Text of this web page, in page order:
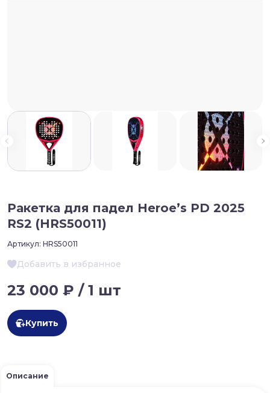
Ракетка для падел Heroe’s PD 2025
RS2 (HRS50011)
Артикул: HRS50011
Добавить в избранное
23 000 ₽ / 1 шт
Купить
Описание